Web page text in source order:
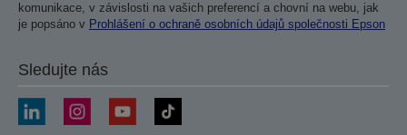
komunikace, v závislosti na vašich preferencí a chovní na webu, jak
je popsáno v Prohlášení o ochraně osobních údajů společnosti Epson
Sledujte nás